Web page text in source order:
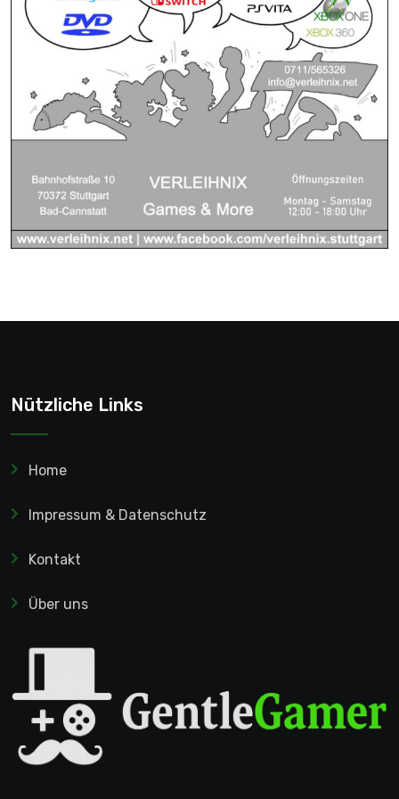
Nützliche Links
Home
Impressum & Datenschutz
Kontakt
Über uns